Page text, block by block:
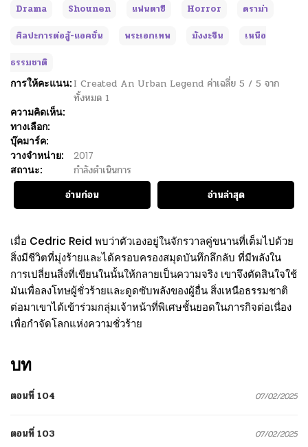
Drama
Shounen แฟนตาซี Horror
ดราม่า
ศิลปะการต่อสู้-แอคชั่น
พระเอกเทพ มังงะจีน
เหนือ
ธรรมชาติ
การให้คะแนน: I Created An Urban Legend ค่าเฉลี่ย 5 / 5 จาก
ทั้งหมด 1
ความคิดเห็น:
ทางเลือก:
บุ๊คมาร์ค:
วางจำหน่าย:
2017
สถานะ:
กำลังดำเนินการ
อ่านก่อน
อ่านล่าสุด
เมื่อ Cedric Reid พบว่าตัวเองอยู่ในจักรวาลคู่ขนานที่เต็มไปด้วย
สิ่งมีชีวิตที่มุ่งร้ายและได้ครอบครองสมุดบันทึกลึกลับ ที่มีพลังใน
การเปลี่ยนสิ่งที่เขียนในนั้นให้กลายเป็นความจริง เขาจึงตัดสินใจใช้
มันเพื่อลงโทษผู้ชั่วร้ายและดูดซับพลังของผู้อื่น สิ่งเหนือธรรมชาติ
ต่อมาเขาได้เข้าร่วมกลุ่มเจ้าหน้าที่พิเศษชั้นยอดในภารกิจต่อเนื่อง
เพื่อกำจัดโลกแห่งความชั่วร้าย
บท
ตอนที่ 104 07/02/2025
ตอนที่ 103 07/02/2025